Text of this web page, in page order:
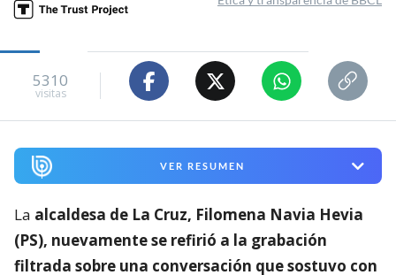
5310
visitas
VER RESUMEN
La alcaldesa de La Cruz, Filomena Navia Hevia
(PS), nuevamente se refirió a la grabación
filtrada sobre una conversación que sostuvo con